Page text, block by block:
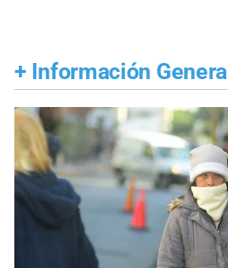
+ Información General